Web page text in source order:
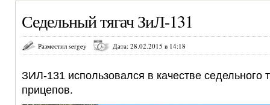
Седельный тягач ЗиЛ-131
Разместил sergey Дата: 28.02.2015 в 14:18
ЗИЛ-131 использовался в качестве седельного
прицепов.